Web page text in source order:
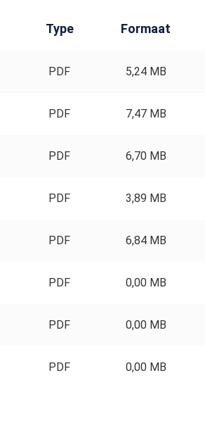
Type Formaat
PDF 5,24 MB
PDF 7,47 MB
PDF 6,70 MB
PDF 3,89 MB
PDF 6,84 MB
PDF 0,00 MB
PDF 0,00 MB
PDF 0,00 MB